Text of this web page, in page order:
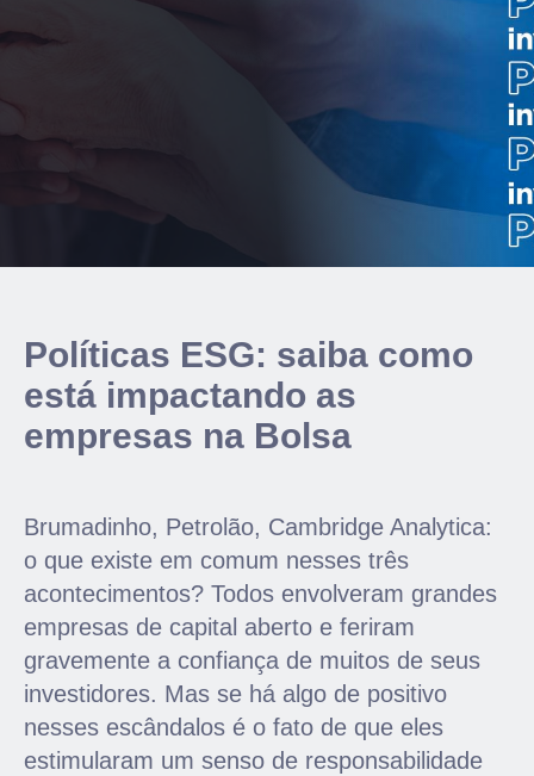
Políticas ESG: saiba como
está impactando as
empresas na Bolsa
Brumadinho, Petrolão, Cambridge Analytica:
o que existe em comum nesses três
acontecimentos? Todos envolveram grandes
empresas de capital aberto e feriram
gravemente a confiança de muitos de seus
investidores. Mas se há algo de positivo
nesses escândalos é o fato de que eles
estimularam um senso de responsabilidade